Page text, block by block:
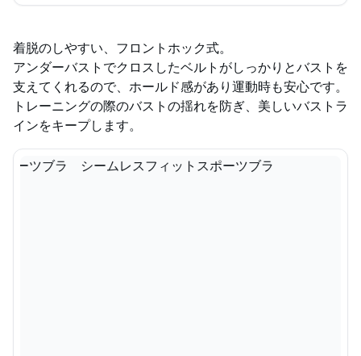
着脱のしやすい、フロントホック式。
アンダーバストでクロスしたベルトがしっかりとバストを
支えてくれるので、ホールド感があり運動時も安心です。
トレーニングの際のバストの揺れを防ぎ、美しいバストラ
インをキープします。